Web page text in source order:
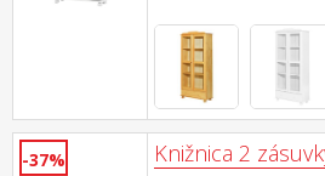
-37% Knižnica 2